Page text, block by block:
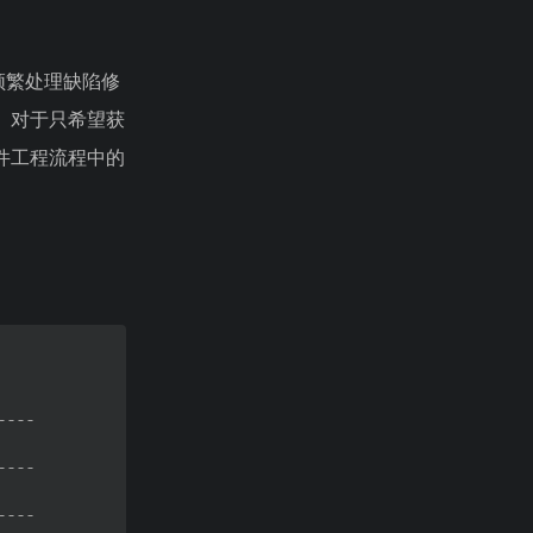
处理缺陷修
对于只希望获
工程流程中的